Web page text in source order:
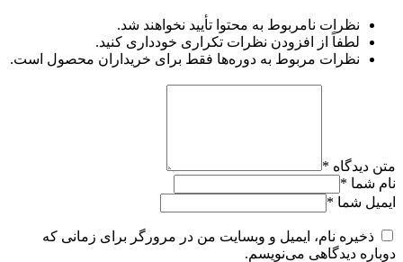
نظرات نامربوط به محتوا تأیید نخواهند شد.
لطفاً از افزودن نظرات تکراری خودداری کنید.
نظرات مربوط به دوره‌ها فقط برای خریداران محصول است.
متن دیدگاه *
نام شما *
ایمیل شما *
ذخیره نام، ایمیل و وبسایت من در مرورگر برای زمانی که
دوباره دیدگاهی می‌نویسم.